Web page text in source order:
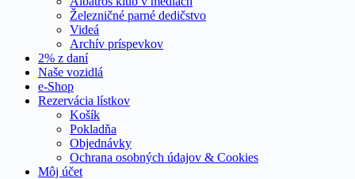
Železničné parné dedičstvo
Videá
Archív príspevkov
2% z daní
Naše vozidlá
e-Shop
Rezervácia lístkov
Košík
Pokladňa
Objednávky
Ochrana osobných údajov & Cookies
Môj účet